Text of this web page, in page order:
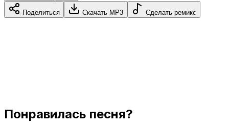
Поделиться Скачать MP3 Сделать ремикс
Понравилась песня?